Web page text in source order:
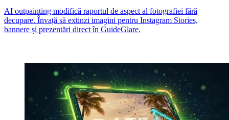
AI outpainting modifică raportul de aspect al fotografiei fără
decupare. Învață să extinzi imagini pentru Instagram Stories,
bannere și prezentări direct în GuideGlare.